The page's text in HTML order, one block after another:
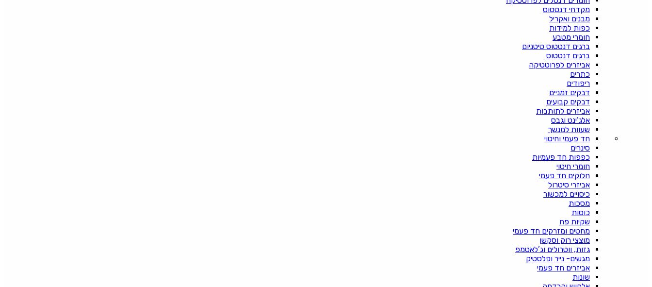
מקדחי דנטטוס
מבנים ואקריל
כפות למידות
חומרי מטבע
ברגים דנטטוס טיטניום
ברגים דנטטוס
אביזרים לפרוטטיקה
כתרים
ריפודים
דבקים זמניים
דבקים קבועים
אביזרים לתותבות
אלג’ינט וגבס
שעוות למנשך
חד פעמי וחיטוי
סינרים
כפפות חד פעמיות
חומרי חיטוי
חלוקים חד פעמי
אביזרי סיטרול
כיסויים למכשור
מסכות
כוסות
שקיות פח
מחטים ומזרקים חד פעמי
מוצצי רוק וסקשן
גזות, ווטרולים וג’לאטמפ
מגשים- נייר ופלסטיק
אביזרים חד פעמי
שונות